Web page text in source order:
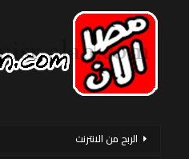
الربح من الانترنت